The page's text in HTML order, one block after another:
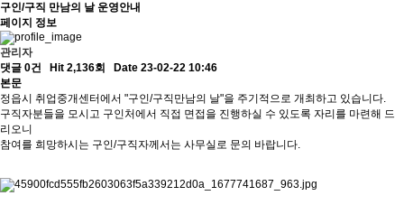
구인/구직 만남의 날 운영안내
페이지 정보
관리자
댓글 0건
Hit 2,136회
Date 23-02-22 10:46
본문
정읍시 취업중개센터에서 "구인/구직만남의 날"을 주기적으로 개최하고 있습니다.
구직자분들을 모시고 구인처에서 직접 면접을 진행하실 수 있도록 자리를 마련해 드
리오니
참여를 희망하시는 구인/구직자께서는 사무실로 문의 바랍니다.